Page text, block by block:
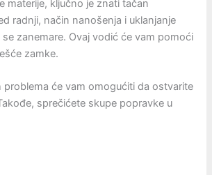
materije, ključno je znati tačan
radnji, način nanošenja i uklanjanje
zanemare. Ovaj vodić će vam pomoći
zamke.
problema će vam omogućiti da ostvarite
sprečićete skupe popravke u